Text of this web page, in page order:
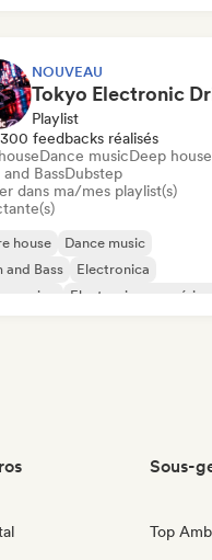
NOUVEAU
Playlist
feedbacks réalisés
Dance musicDeep house
BassDubstep
dans ma/mes playlist(s)
house
Dance music
and Bass
Electronica
swing
Electronique
Sous-
Top